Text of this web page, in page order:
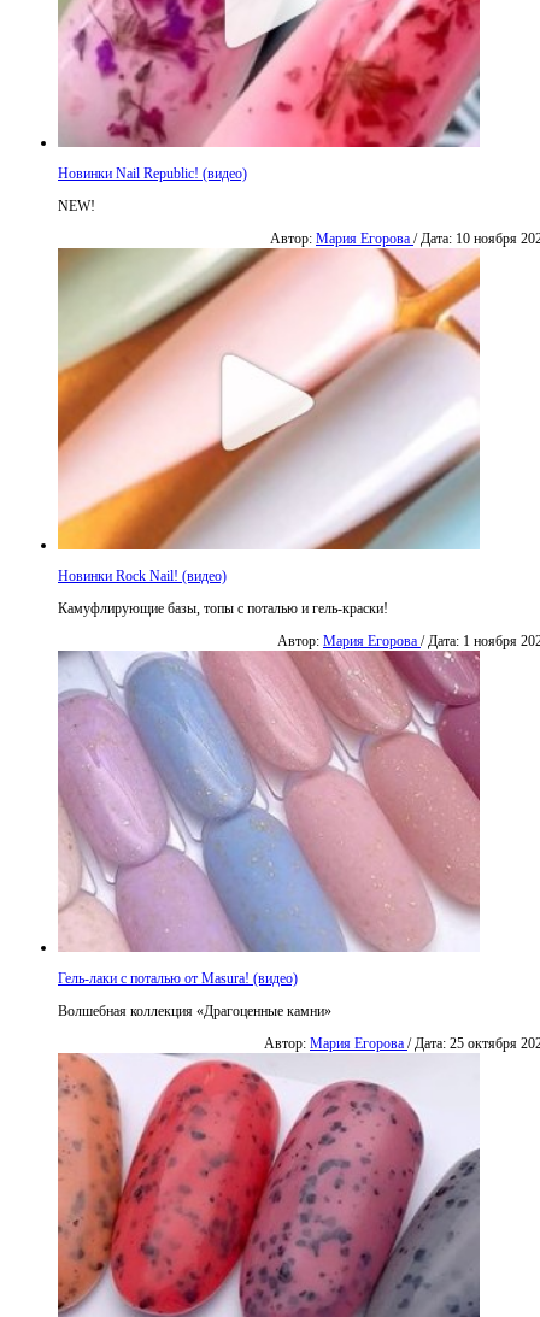
Новинки Nail Republic! (видео)
NEW!
Автор: Мария Егорова / Дата: 10 ноября
Новинки Rock Nail! (видео)
Камуфлирующие базы, топы с поталью и гель-краски!
Автор: Мария Егорова / Дата: 1 ноября
Гель-лаки с поталью от Masura! (видео)
Волшебная коллекция «Драгоценные камни»
Автор: Мария Егорова / Дата: 25 октября